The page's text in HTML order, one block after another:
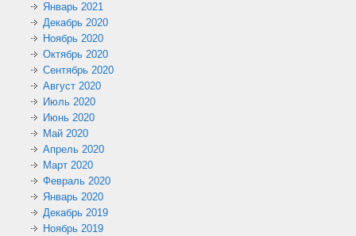
Январь 2021
Декабрь 2020
Ноябрь 2020
Октябрь 2020
Сентябрь 2020
Август 2020
Июль 2020
Июнь 2020
Май 2020
Апрель 2020
Март 2020
Февраль 2020
Январь 2020
Декабрь 2019
Ноябрь 2019